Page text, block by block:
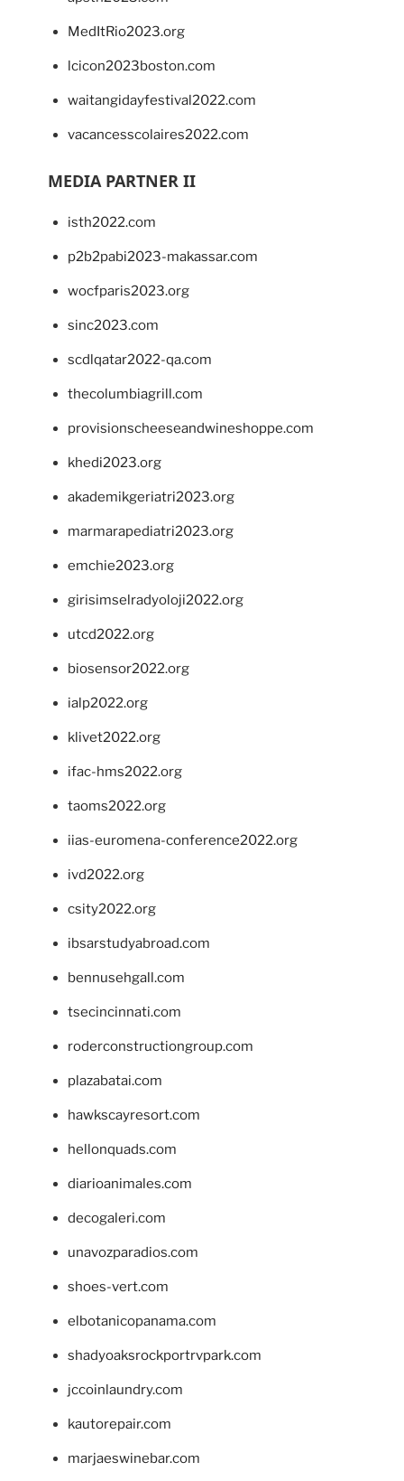
MedItRio2023.org
lcicon2023boston.com
waitangidayfestival2022.com
vacancesscolaires2022.com
MEDIA PARTNER II
isth2022.com
p2b2pabi2023-makassar.com
wocfparis2023.org
sinc2023.com
scdlqatar2022-qa.com
thecolumbiagrill.com
provisionscheeseandwineshoppe.com
khedi2023.org
akademikgeriatri2023.org
marmarapediatri2023.org
emchie2023.org
girisimselradyoloji2022.org
utcd2022.org
biosensor2022.org
ialp2022.org
klivet2022.org
ifac-hms2022.org
taoms2022.org
iias-euromena-conference2022.org
ivd2022.org
csity2022.org
ibsarstudyabroad.com
bennusehgall.com
tsecincinnati.com
roderconstructiongroup.com
plazabatai.com
hawkscayresort.com
hellonquads.com
diarioanimales.com
decogaleri.com
unavozparadios.com
shoes-vert.com
elbotanicopanama.com
shadyoaksrockportrvpark.com
jccoinlaundry.com
kautorepair.com
marjaeswinebar.com